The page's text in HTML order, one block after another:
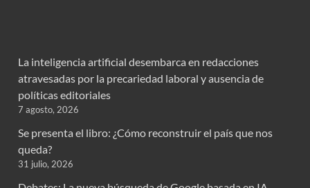
La inteligencia artificial desembarca en redacciones
atravesadas por la precariedad laboral y ausencia de
políticas editoriales
7 agosto, 2026
Se presenta el libro: ¿Cómo reconstruir el país que nos
queda?
31 julio, 2026